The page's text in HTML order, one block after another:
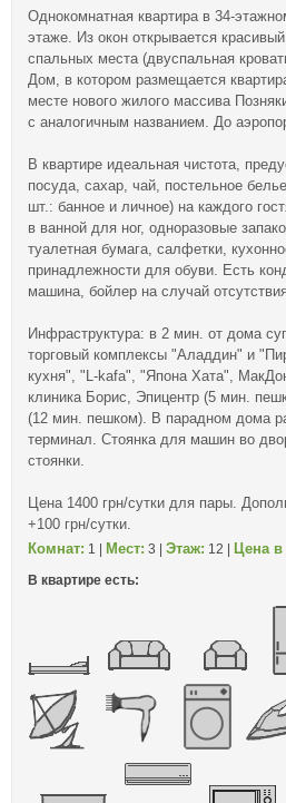
Однокомнатная квартира в 34-
этаже. Из окон открывается
спальных места (двуспальная
Дом, в котором размещается
месте нового жилого массива
с аналогичным названием. До
В квартире идеальная чистота,
посуда, сахар, чай, постельное
шт.: банное и личное) на каждого
в ванной для ног, одноразовые
туалетная бумага, салфетки,
принадлежности для обуви. Есть
машина, бойлер на случай
Инфраструктура: в 2 мин. от дома
торговый комплексы "Аладдин" и
кухня", "L-kafa", "Япона Хата",
клиника Борис, Эпицентр (5 мин.
(12 мин. пешком). В парадном дома
терминал. Стоянка для машин во
стоянки.
Цена 1400 грн/сутки для пары.
+100 грн/сутки.
Комнат: 1 | Мест: 3 | Этаж: 12 | Цена в
В квартире есть: